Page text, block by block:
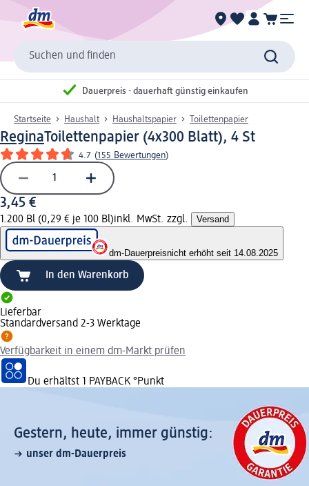
Suchen und finden
Dauerpreis - dauerhaft günstig einkaufen
Startseite Haushalt Haushaltspapier Toilettenpapier
ReginaToilettenpapier (4x300 Blatt), 4 St
4.7 (155 Bewertungen)
3,45 €
1.200 Bl (0,29 € je 100 Bl)inkl. MwSt. zzgl. Versand
dm-Dauerpreisnicht erhöht seit 14.08.2025
In den Warenkorb
Lieferbar
Standardversand 2-3 Werktage
Verfügbarkeit in einem dm-Markt prüfen
Du erhältst 1 PAYBACK °Punkt
Gestern, heute, immer günstig:
unser dm-Dauerpreis